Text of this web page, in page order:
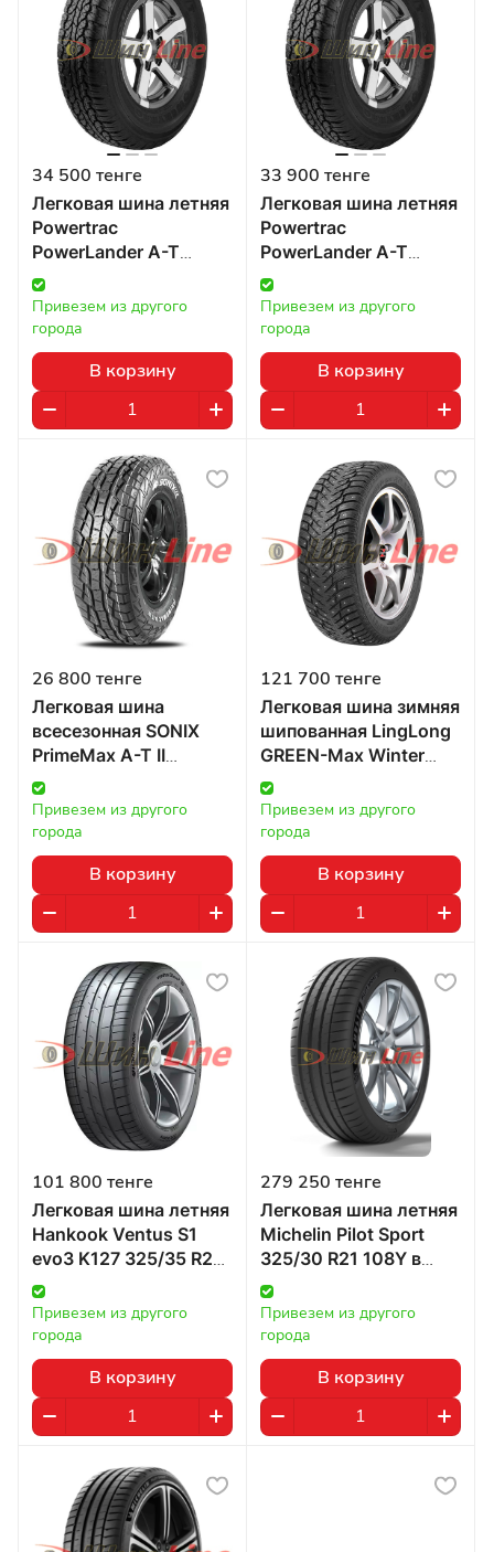
34 500 тенге
Легковая шина летняя
Powertrac
PowerLander A-T
215/75 R15 100T в
Казахстане
Привезем из другого
города
В корзину
33 900 тенге
Легковая шина летняя
Powertrac
PowerLander A-T
215/70 R16 99 в
Казахстане
Привезем из другого
города
В корзину
26 800 тенге
Легковая шина
всесезонная SONIX
PrimeMax A-T II
205/70 R15 96H в
Казахстане
Привезем из другого
города
В корзину
121 700 тенге
Легковая шина зимняя
шипованная LingLong
GREEN-Max Winter
GRIP 2 325/40 R22
114T в Казахстане
Привезем из другого
города
В корзину
101 800 тенге
Легковая шина летняя
Hankook Ventus S1
evo3 K127 325/35 R22
в Казахстане
Привезем из другого
города
В корзину
279 250 тенге
Легковая шина летняя
Michelin Pilot Sport
325/30 R21 108Y в
Казахстане
Привезем из другого
города
В корзину